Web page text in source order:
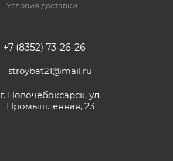
Условия доставки
+7 (8352) 73-26-26
stroybat21@mail.ru
г. Новочебоксарск, ул.
Промышленная, 23